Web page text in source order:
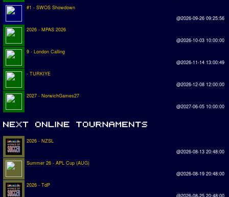
#1 - SWOS Showdown
@2026-09-26 09:25:56
2026 - MPAS 2026
@2026-10-03 10:00:00
9 - London Calling
@2026-11-14 13:00:49
- TURKIYE
@2026-12-08 12:00:00
2027 - NorwichGames27
@2027-06-05 10:00:00
2026 - NZSL
@2026-08-13 20:48:00
Summer 26 - APL Cup (AUG)
@2026-08-19 20:48:00
2026 - TdP
@2026-08-25 20:48:00